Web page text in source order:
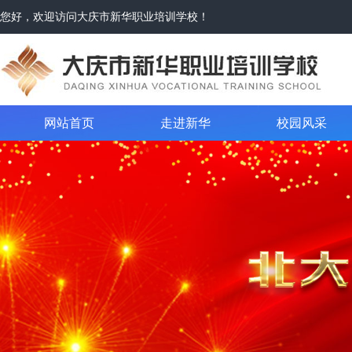
您好，欢迎访问大庆市新华职业培训学校！
网站首页 走进新华 校园风采